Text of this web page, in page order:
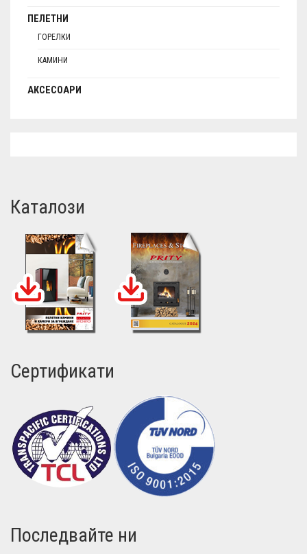
ПЕЛЕТНИ
ГОРЕЛКИ
КАМИНИ
АКСЕСОАРИ
Каталози
Сертификати
Последвайте ни